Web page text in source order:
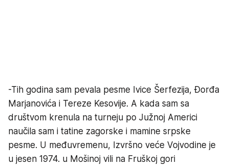
-Tih godina sam pevala pesme Ivice Šerfezija, Đorđa
Marjanovića i Tereze Kesovije. A kada sam sa
društvom krenula na turneju po Južnoj Americi
naučila sam i tatine zagorske i mamine srpske
pesme. U međuvremenu, Izvršno veće Vojvodine je
u jesen 1974. u Mošinoj vili na Fruškoj gori